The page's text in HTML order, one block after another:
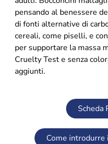
pensando al benessere
di fonti alternative di
cereali, come piselli, e
per supportare la massa
Cruelty Test e senza
aggiunti.
Scheda
Come